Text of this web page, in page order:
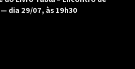
dia 29/07, às 19h30